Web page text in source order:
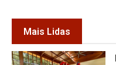
Mais Lidas